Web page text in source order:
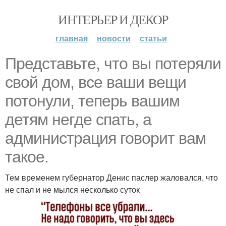
ИНТЕРЬЕР И ДЕКОР
главная новости статьи
Представьте, что вы потеряли
свой дом, все ваши вещи
потонули, теперь вашим
детям негде спать, а
администрация говорит вам
такое.
Тем временем губернатор Денис паслер жаловался, что
не спал и не мылся несколько суток